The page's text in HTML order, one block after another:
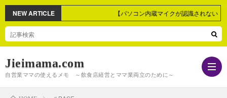
Jieimama.com
自営業ママの使えるメモ ～飲食店経営とママ業両立のために～
NEW ARTICLE 【パソコン内蔵マイクが認識されない！】